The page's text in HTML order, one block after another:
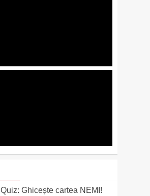
Quiz: Ghicește cartea NEMI!